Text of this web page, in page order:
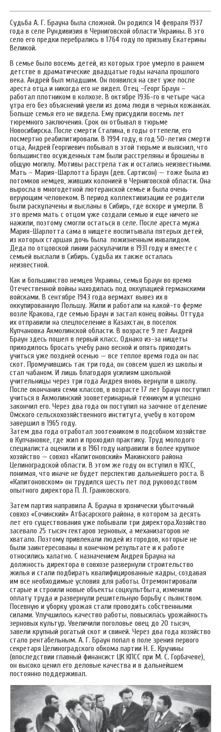
Судьба А. Г. Брауна была сложной. Он родился 14 февраля 1937
года в селе Рундивизия в Черниговской области Украины. В это
село его предки перебрались в 1764 году по призыву Екатерины
Великой.
В семье было восемь детей, из которых трое умерло в раннем
детстве в драматические двадцатые годы начала прошлого
века. Андрей был младшим. Он появился на свет уже после
ареста отца и никогда его не видел. Отец –Георг Браун –
работал плотником в колхозе. В октябре 1936-го в четыре часа
утра его без объяснений увели из дома люди в черных кожанках.
Больше семья его не видела. Ему присудили восемь лет
тюремного заключения. Срок он отбывал в тюрьме
Новосибирска. После смерти Сталина, в годы оттепели, его
посмертно реабилитировали. В 1994 году, в год 50-летия смерти
отца, Андрей Георгиевич побывал в этой тюрьме и выяснил, что
большинство осужденных там были расстреляны и брошены в
общую могилу. Мотивы расстрела так и остались неизвестными.
Мать – Мария-Шарлотта Браун (дев. Сартисон) — тоже была из
потомков немцев, живших колонией в Черниговской области. Она
выросла в многодетной лютеранской семье и была очень
верующим человеком. В период коллективизации ее родители
были раскулачены и высланы в Сибирь, где вскоре и умерли. В
это время мать с отцом уже создали семью и еще ничего не
нажили, поэтому смогли остаться в селе. После ареста мужа
Мария-Шарлотта сама в нищете воспитывала пятерых детей,
из которых старшая дочь была пожизненным инвалидом.
Деда по отцовской линии раскулачили в 1931 году и вместе с
семьей выслали в Сибирь. Судьба их также осталась
неизвестной.
Как и большинство немцев Украины, семья Браун во время
Отечественной войны находилась под оккупацией германскими
войсками. В сентябре 1943 года вермахт вывез их в
оккупированную Польшу. Жили и работали на какой-то ферме
возле Кракова, где семью Браун и застал конец войны. Оттуда
их отправили на спецпоселение в Казахстан, в поселок
Купчановка Акмолинской области. В возрасте 9 лет Андрей
Браун здесь пошел в первый класс. Однако из-за нищеты
приходилось бросать учебу рано весной и опять приходить
учиться уже поздней осенью — все теплое время года он пас
скот. Промучившись так три года, он совсем ушел из школы и
стал чабаном. И лишь благодаря усилиям школьной
учительницы через три года Андрея вновь вернули в школу.
После окончания семи классов, в возрасте 17 лет Браун поступил
учиться в Акмолинский зооветеринарный техникум и успешно
закончил его. Через два года он поступил на заочное отделение
Омского сельскохозяйственного института, учебу в котором
завершил в 1965 году.
Затем два года отработал зоотехником в подсобном хозяйстве
в Купчановке, где жил и проходил практику. Труд молодого
специалиста оценили и в 1961 году направили в более крупное
хозяйство — совхоз «Капитоновский» Макинского района
Целиноградской области. В этом же году он вступил в КПСС,
понимая, что иначе не будет перспектив дальнейшего роста. В
«Капитоновском» он трудился шесть лет под руководством
опытного директора П. Л. Гранковского.
Затем партия направила А. Брауна в хронически убыточный
совхоз «Сочинский» Атбасарского района, в котором за десять
лет его существования уже побывали три директора.Хозяйство
засевало 25 тысяч гектаров зерновых, а механизаторов не
хватало. Поэтому привлекали людей из городов, которые не
были заинтересованы в конечном результате и к работе
относились халатно. С назначением Андрея Брауна на
должность директора в совхозе развернули строительство
жилья и стали подбирать квалифицированные кадры, создавая
им все необходимые условия для работы. Отремонтировали
старые и строили новые объекты соцкультбыта, изменили
оплату труда и развернули решительную борьбу с пьянством.
Посевную и уборку урожая стали проводить собственными
силами. Улучшилось качество работы, повысилась урожайность
зерновых культур. Увеличили поголовье овец до 20 тысяч,
завели крупный рогатый скот и свиней. Через два года хозяйство
стало рентабельным. А. Г. Браун попал в поле зрения первого
секретаря Целиноградского обкома партии Н. Е. Кручины
(впоследствии главный финансист ЦК КПСС при М. С. Горбачеве),
он высоко ценил его деловые качества и в дальнейшем
постоянно поддерживал.